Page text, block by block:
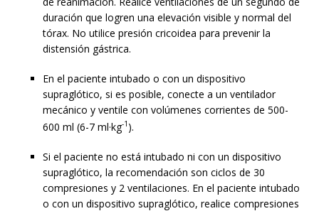
duración que logren una elevación visible y normal del
tórax. No utilice presión cricoidea para prevenir la
distensión gástrica.
En el paciente intubado o con un dispositivo
supraglótico, si es posible, conecte a un ventilador
mecánico y ventile con volúmenes corrientes de 500-
600 ml (6-7 ml·kg-1 ).
Si el paciente no está intubado ni con un dispositivo
supraglótico, la recomendación son ciclos de 30
compresiones y 2 ventilaciones. En el paciente intubado
o con un dispositivo supraglótico, realice compresiones